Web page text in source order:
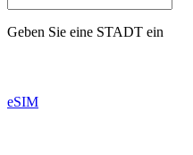
Geben Sie eine STADT ein
eSIM